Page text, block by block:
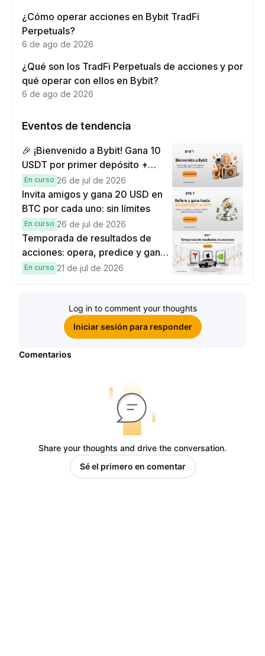
¿Cómo operar acciones en Bybit TradFi
Perpetuals?
6 de ago de 2026
¿Qué son los TradFi Perpetuals de acciones y por
qué operar con ellos en Bybit?
6 de ago de 2026
Eventos de tendencia
🎉 ¡Bienvenido a Bybit! Gana 10
USDT por primer depósito +
hasta 9,999 USDT en
recompensas
En curso 26 de jul de 2026
Invita amigos y gana 20 USD en
BTC por cada uno: sin límites
En curso 26 de jul de 2026
Temporada de resultados de
acciones: opera, predice y gana
una Cybertruck.
En curso 21 de jul de 2026
Log in to comment your thoughts
Iniciar sesión para responder
Comentarios
Share your thoughts and drive the conversation.
Sé el primero en comentar